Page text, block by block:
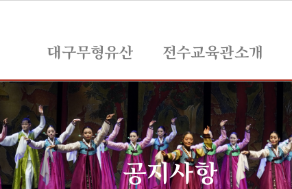
대구무형유산 전수교육관소개
공지사항